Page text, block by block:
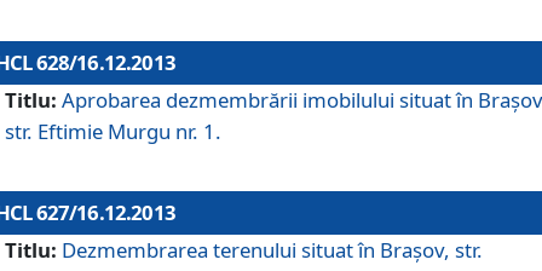
628/16.12.2013
Titlu: Aprobarea dezmembrării imobilului situat în
str. Eftimie Murgu nr. 1.
627/16.12.2013
Titlu: Dezmembrarea terenului situat în Braşov, str.